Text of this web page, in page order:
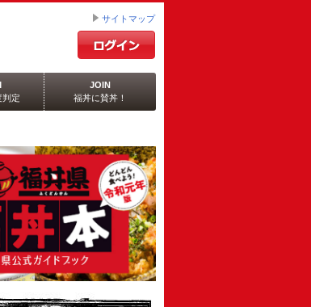
サイトマップ
判定
JOIN
福丼に賛丼！